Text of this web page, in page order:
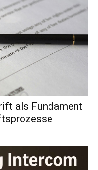
als Fundament